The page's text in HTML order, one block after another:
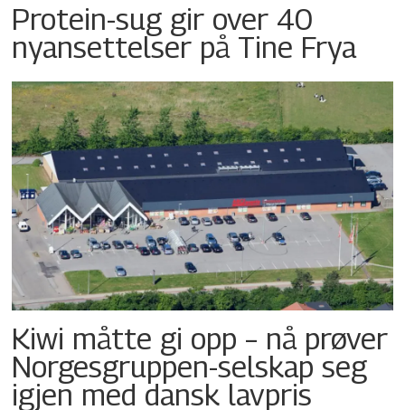
Protein-sug gir over 40
nyansettelser på Tine Frya
Kiwi måtte gi opp – nå prøver
Norgesgruppen-selskap seg
igjen med dansk lavpris